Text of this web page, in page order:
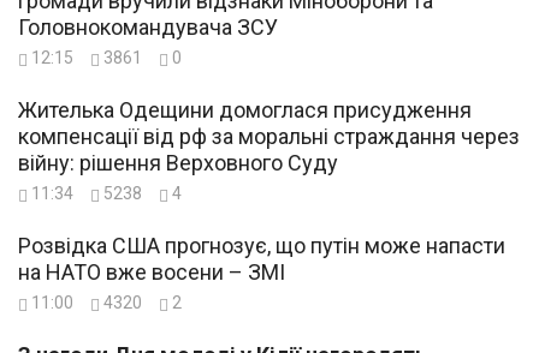
Головнокомандувача ЗСУ
12:15 3861 0
Жителька Одещини домоглася присудження
компенсації від рф за моральні страждання через
війну: рішення Верховного Суду
11:34 5238 4
Розвідка США прогнозує, що путін може напасти
на НАТО вже восени – ЗМІ
11:00 4320 2